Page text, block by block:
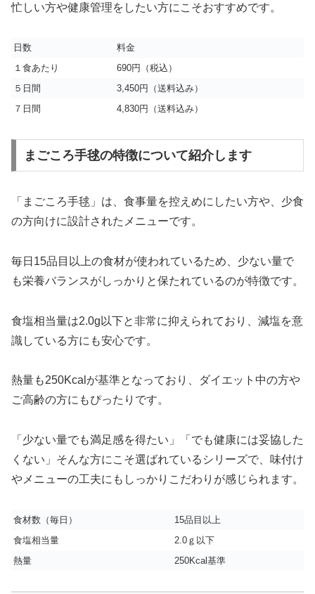
忙しい方や健康管理をしたい方にこそおすすめです。
日数
料金
１食あたり
690円（税込）
５日間
3,450円（送料込み）
７日間
4,830円（送料込み）
まごころ手毬の特徴について紹介します
「まごころ手毬」は、食事量を控えめにしたい方や、少食
の方向けに設計されたメニューです。
毎日15品目以上の食材が使われているため、少ない量で
も栄養バランスがしっかりと保たれているのが特徴です。
食塩相当量は2.0g以下と非常に抑えられており、減塩を意
識している方にも安心です。
熱量も250Kcalが基準となっており、ダイエット中の方や
ご高齢の方にもぴったりです。
「少ない量でも満足感を得たい」「でも健康には妥協した
くない」そんな方にこそ選ばれているシリーズで、味付け
やメニューの工夫にもしっかりこだわりが感じられます。
食材数（毎日）
15品目以上
食塩相当量
2.0ｇ以下
熱量
250Kcal基準